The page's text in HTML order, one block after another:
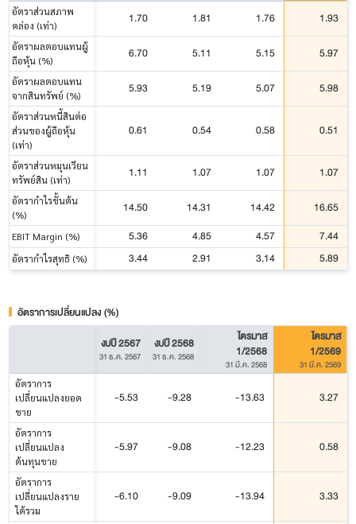
อัตราส่วนสภาพ
คล่อง (เท่า)
1.70 1.81 1.76 1.93
อัตราผลตอบแทนผู้
ถือหุ้น (%)
6.70 5.11 5.15 5.97
อัตราผลตอบแทน
จากสินทรัพย์ (%)
5.93 5.19 5.07 5.98
อัตราส่วนหนี้สินต่อ
ส่วนของผู้ถือหุ้น
(เท่า)
0.61 0.54 0.58 0.51
อัตราส่วนหมุนเวียน
ทรัพย์สิน (เท่า)
1.11 1.07 1.07 1.07
อัตรากำไรขั้นต้น
(%)
14.50 14.31 14.42 16.65
EBIT Margin (%) 5.36 4.85 4.57 7.44
อัตรากำไรสุทธิ (%) 3.44 2.91 3.14 5.89
อัตราการเปลี่ยนแปลง (%)
งบปี 2567
31 ธ.ค. 2567
งบปี 2568
31 ธ.ค. 2568
ไตรมาส
1/2568
31 มี.ค. 2568
ไตรมาส
1/2569
31 มี.ค. 2569
อัตราการ
เปลี่ยนแปลงยอด
ขาย
-5.53 -9.28 -13.63 3.27
อัตราการ
เปลี่ยนแปลง
ต้นทุนขาย
-5.97 -9.08 -12.23 0.58
อัตราการ
เปลี่ยนแปลงราย
ได้รวม
-6.10 -9.09 -13.94 3.33